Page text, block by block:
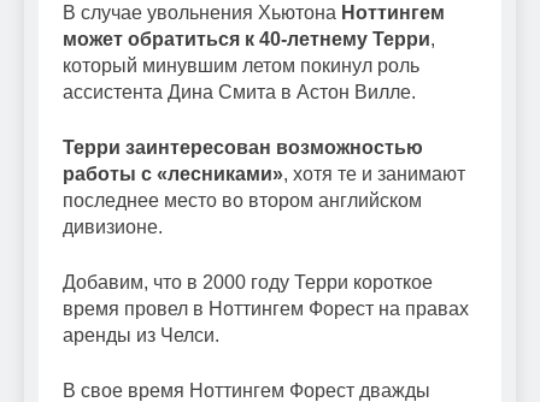
В случае увольнения Хьютона Ноттингем
может обратиться к 40-летнему Терри,
который минувшим летом покинул роль
ассистента Дина Смита в Астон Вилле.
Терри заинтересован возможностью
работы с «лесниками», хотя те и занимают
последнее место во втором английском
дивизионе.
Добавим, что в 2000 году Терри короткое
время провел в Ноттингем Форест на правах
аренды из Челси.
В свое время Ноттингем Форест дважды